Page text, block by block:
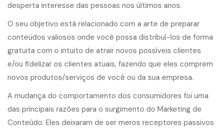
desperta interesse das pessoas nos últimos anos.
O seu objetivo está relacionado com a arte de preparar
conteúdos valiosos onde você possa distribuí-los de forma
gratuita com o intuito de atrair novos possíveis clientes
e/ou fidelizar os clientes atuais, fazendo que eles comprem
novos produtos/serviços de você ou da sua empresa.
A mudança do comportamento dos consumidores foi uma
das principais razões para o surgimento do Marketing de
Conteúdo. Eles deixaram de ser meros receptores passivos